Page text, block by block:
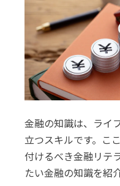
金融の知識は、ライ
立つスキルです。こ
付けるべき金融リテ
たい金融の知識を紹